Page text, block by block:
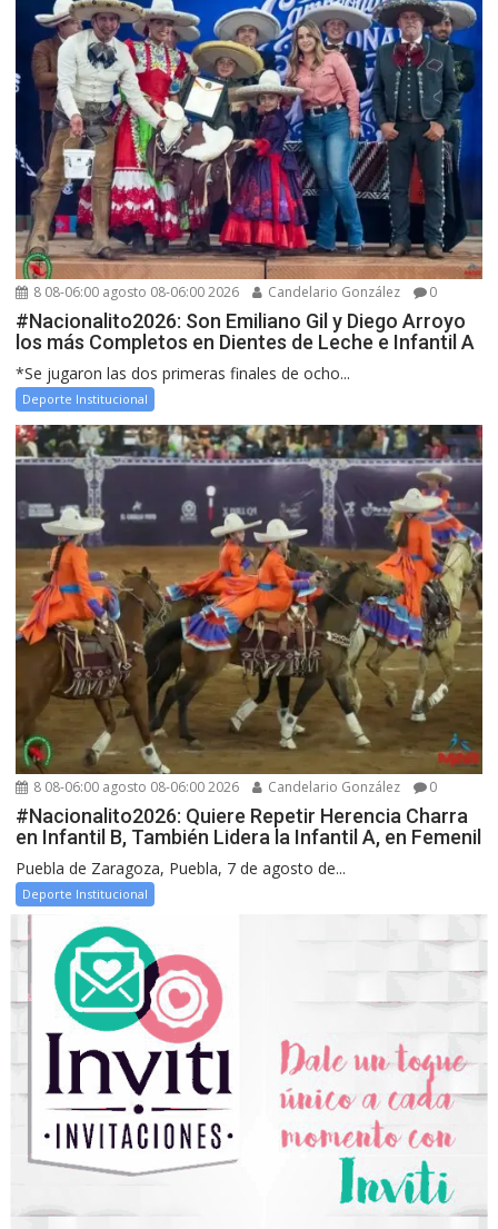
8 08-06:00 agosto 08-06:00 2026 Candelario González 0
#Nacionalito2026: Son Emiliano Gil y Diego Arroyo
los más Completos en Dientes de Leche e Infantil A
*Se jugaron las dos primeras finales de ocho...
Deporte Institucional
8 08-06:00 agosto 08-06:00 2026 Candelario González 0
#Nacionalito2026: Quiere Repetir Herencia Charra
en Infantil B, También Lidera la Infantil A, en Femenil
Puebla de Zaragoza, Puebla, 7 de agosto de...
Deporte Institucional